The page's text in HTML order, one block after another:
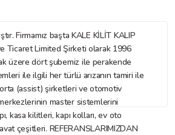
Firmamız başta KALE KİLİT KALIP
Ticaret Limited Şirketi olarak 1996
üzere dört şubemiz ile perakende
ile ilgili her türlü arızanın tamiri ile
(assist) şirketleri ve otomotiv
master sistemlerini
kasa kilitleri, kapı kolları, ev oto
çeşitleri. REFERANSLARIMIZDAN